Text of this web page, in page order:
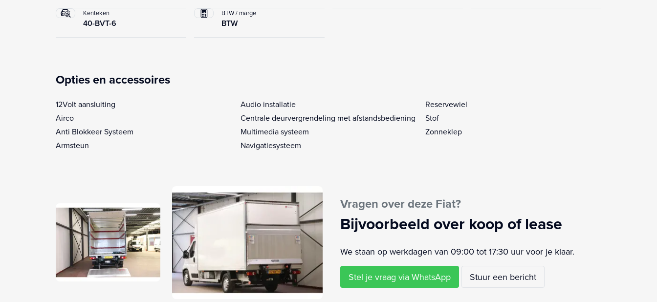
Kenteken
40-BVT-6
BTW / marge
BTW
Opties en accessoires
12Volt aansluiting
Airco
Anti Blokkeer Systeem
Armsteun
Audio installatie
Centrale deurvergrendeling met afstandsbediening
Multimedia systeem
Navigatiesysteem
Reservewiel
Stof
Zonneklep
Vragen over deze Fiat?
Bijvoorbeeld over koop of lease
We staan op werkdagen van 09:00 tot 17:30 uur voor je klaar.
Stel je vraag via WhatsApp Stuur een bericht